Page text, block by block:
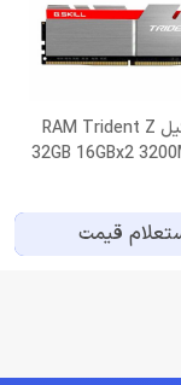
رم جی اسکیل RAM Trident Z
32GB 16GBx2
قیمت